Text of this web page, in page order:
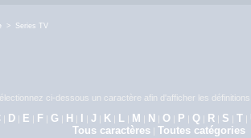
> Series TV
ci-dessous un caractère afin d'afficher les
| D | E | F | G | H | I |J | K | L | M | N | O | P | Q | R | S | T |
Tous caractères | Toutes catégories